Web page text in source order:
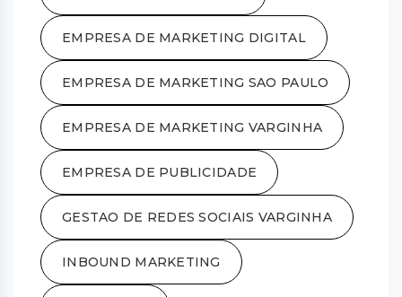
EMPRESA DE MARKETING DIGITAL
EMPRESA DE MARKETING SAO PAULO
EMPRESA DE MARKETING VARGINHA
EMPRESA DE PUBLICIDADE
GESTAO DE REDES SOCIAIS VARGINHA
INBOUND MARKETING